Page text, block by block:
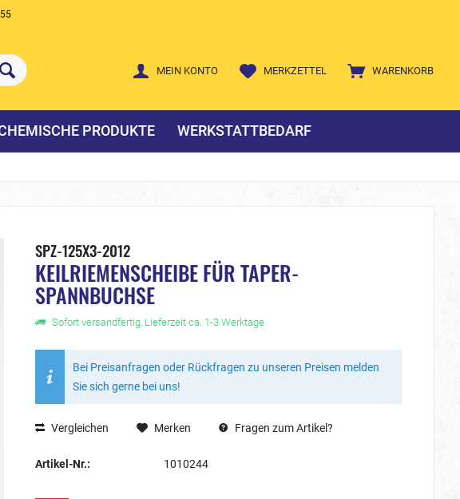
WARENKORB
MERKZETTEL
MEIN KONTO
PRODUKTE WERKSTATTBEDARF
SPZ-125X3-2012
KEILRIEMENSCHEIBE FÜR TAPER-
SPANNBUCHSE
Sofort versandfertig, Lieferzeit ca. 1-3 Werktage
Bei Preisanfragen oder Rückfragen zu unseren Preisen melden
Sie sich gerne bei uns!
Vergleichen Merken Fragen zum Artikel?
Artikel-Nr.: 1010244